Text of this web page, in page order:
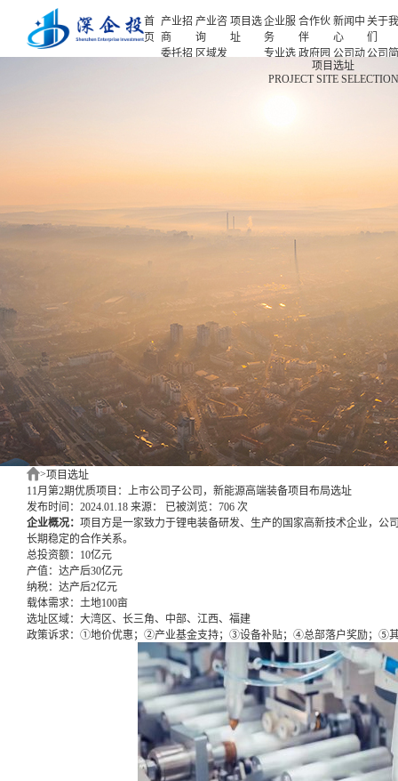
首
页
产业招
商
委托招
产业咨
询
区域发
专题研
究
项目选
址
企业服
务
专业选
项目申
合作伙
伴
政府园
企业客
新闻中
心
公司动
态
产业观
关于
们
公司
人力
新闻中心
项目选址
PROJECT SITE SELECTION
>项目选址
11月第2期优质项目：上市公司子公司，新能源高端装备项目布局选址
发布时间：2024.01.18 来源：
已被浏览：706 次
企业概况： 项目方是一家致力于锂电装备研发、生产的国家高新技术企业，公
长期稳定的合作关系。
总投资额： 10亿元
产值： 达产后30亿元
纳税： 达产后2亿元
载体需求： 土地100亩
选址区域： 大湾区、长三角、中部、江西、福建
政策诉求： ①地价优惠；②产业基金支持；③设备补贴；④总部落户奖励；⑤